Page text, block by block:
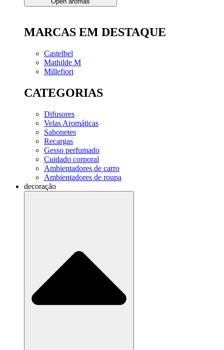
MARCAS EM DESTAQUE
Castelbel
Mathilde M
Millefiori
CATEGORIAS
Difusores
Velas Aromáticas
Sabonetes
Recargas
Gesso perfumado
Cuidado corporal
Ambientadores de carro
Ambientadores de roupa
decoração